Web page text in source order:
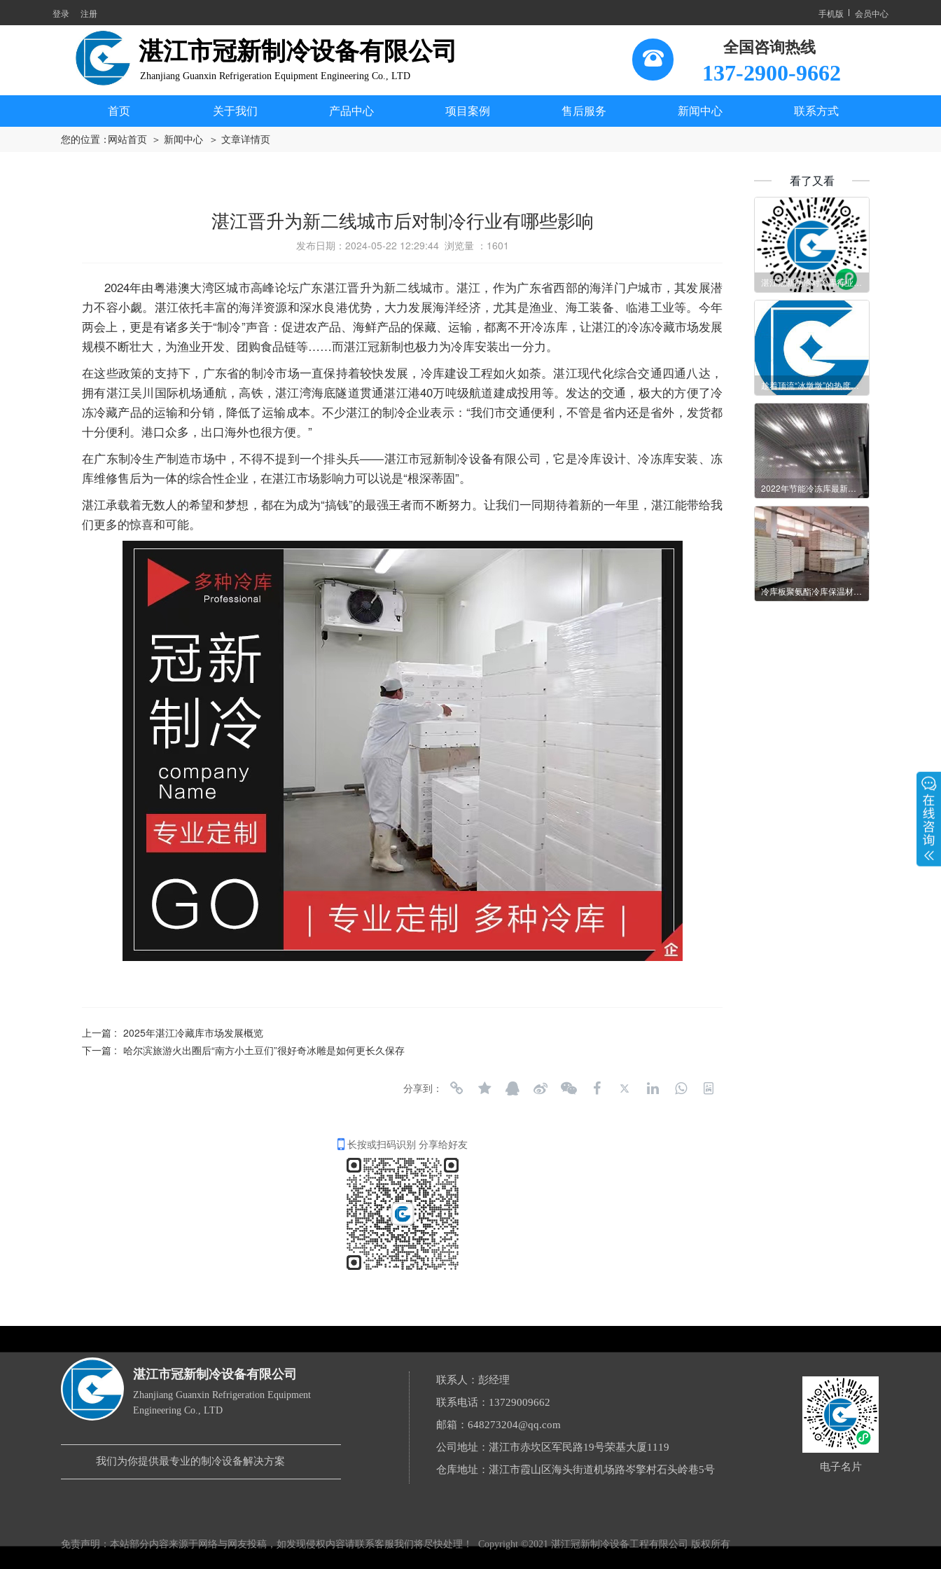
登录 注册 手机版 会员中心
全国咨询热线
137-2900-9662
湛江市冠新制冷设备有限公司
Zhanjiang Guanxin Refrigeration Equipment Engineering Co., LTD
首页 关于我们 产品中心 项目案例 售后服务 新闻中心 联系方式
您的位置：网站首页 ＞ 新闻中心 ＞ 文章详情页
湛江晋升为新二线城市后对制冷行业有哪些影响
发布日期：2024-05-22 12:29:44 浏览量 ： 1601
2024年由粤港澳大湾区城市高峰论坛广东湛江晋升为新二线城市。湛江，作为广东省西部的海洋门户城市，其发展潜
力不容小觑。湛江依托丰富的海洋资源和深水良港优势，大力发展海洋经济，尤其是渔业、海工装备、临港工业等。今年
两会上，更是有诸多关于“制冷”声音：促进农产品、海鲜产品的保藏、运输，都离不开冷冻库，让湛江的冷冻冷藏市场发展
规模不断壮大，为渔业开发、团购食品链等……而湛江冠新制也极力为冷库安装出一分力。
在这些政策的支持下，广东省的制冷市场一直保持着较快发展，冷库建设工程如火如荼。湛江现代化综合交通四通八达，
拥有湛江吴川国际机场通航，高铁，湛江湾海底隧道贯通湛江港40万吨级航道建成投用等。发达的交通，极大的方便了冷
冻冷藏产品的运输和分销，降低了运输成本。不少湛江的制冷企业表示：“我们市交通便利，不管是省内还是省外，发货都
十分便利。港口众多，出口海外也很方便。”
在广东制冷生产制造市场中，不得不提到一个排头兵——湛江市冠新制冷设备有限公司，它是冷库设计、冷冻库安装、冻
库维修售后为一体的综合性企业，在湛江市场影响力可以说是“根深蒂固”。
湛江承载着无数人的希望和梦想，都在为成为“搞钱”的最强王者而不断努力。让我们一同期待着新的一年里，湛江能带给我
们更多的惊喜和可能。
上一篇 : 2025年湛江冷藏库市场发展概览
下一篇 : 哈尔滨旅游火出圈后“南方小土豆们”很好奇冰雕是如何更长久保存
分享到：
长按或扫码识别 分享给好友
看了又看
湛江冠新制冷对冷库行业的影响分析
趁着顶流“冰墩墩”的热度，我们来了解一下冬奥会的雪是如何维护的
2022年节能冷冻库最新方案
冷库板聚氨酯冷库保温材料有什么特点
联系人：彭经理
湛江市冠新制冷设备有限公司
Zhanjiang Guanxin Refrigeration Equipment
Engineering Co., LTD
我们为你提供最专业的制冷设备解决方案
联系电话：13729009662
公司地址：湛江市赤坎区军民路19号荣基大厦1119
仓库地址：湛江市霞山区海头街道机场路岑擎村石头岭巷5号
邮箱：648273204@qq.com
电子名片
免责声明：本站部分内容来源于网络与网友投稿，如发现侵权内容请联系客服我们将尽快处理！ Copyright ©2021 湛江冠新制冷设备工程有限公司 版权所有